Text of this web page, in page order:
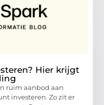
Hier krijgt
ruim aanbod aan
investeren. Zo zit er